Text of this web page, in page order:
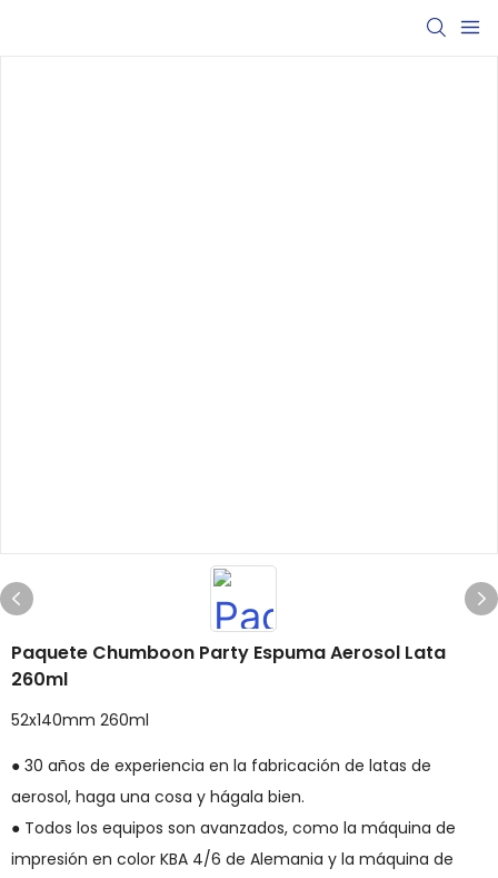
Paquete Chumboon Party Espuma Aerosol Lata
260ml
52x140mm 260ml
● 30 años de experiencia en la fabricación de latas de
aerosol, haga una cosa y hágala bien.
● Todos los equipos son avanzados, como la máquina de
impresión en color KBA 4/6 de Alemania y la máquina de